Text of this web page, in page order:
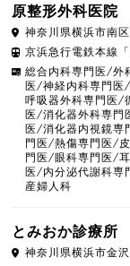
原整形外科医院
神奈川県横浜市南区
京浜急行電鉄本線
総合内科専門医/外
医/神経内科専門
呼吸器外科専門医/
医/消化器外科専門
医/消化器内視鏡専
門医/熱傷専門医/
門医/眼科専門医/
医/内分泌代謝科
産婦人科
とみおか診療所
神奈川県横浜市金